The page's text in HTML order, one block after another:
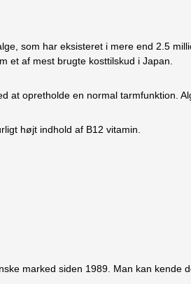
som har eksisteret i mere end 2.5
et af mest brugte kosttilskud i Japan.
at opretholde en normal tarmfunktion.
højt indhold af B12 vitamin.
marked siden 1989. Man kan kende